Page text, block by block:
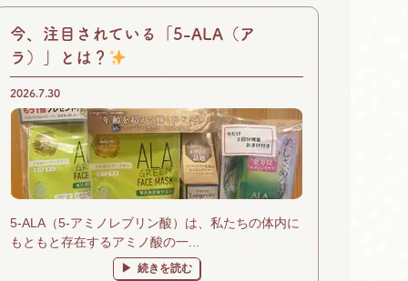
今、注目されている「5-ALA（ア
ラ）」とは？
2026.7.30
5-ALA（5-アミノレブリン酸）は、私たちの体内に
もともと存在するアミノ酸の一...
続きを読む